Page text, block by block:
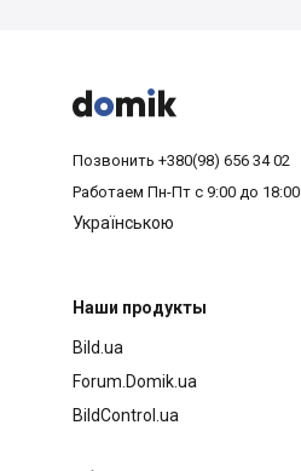



Позвонить +380(98) 656 34 02
Работаем Пн-Пт с 9:00 до 18:00
Українською
Наши продукты
Bild.ua
Forum.Domik.ua
BildControl.ua